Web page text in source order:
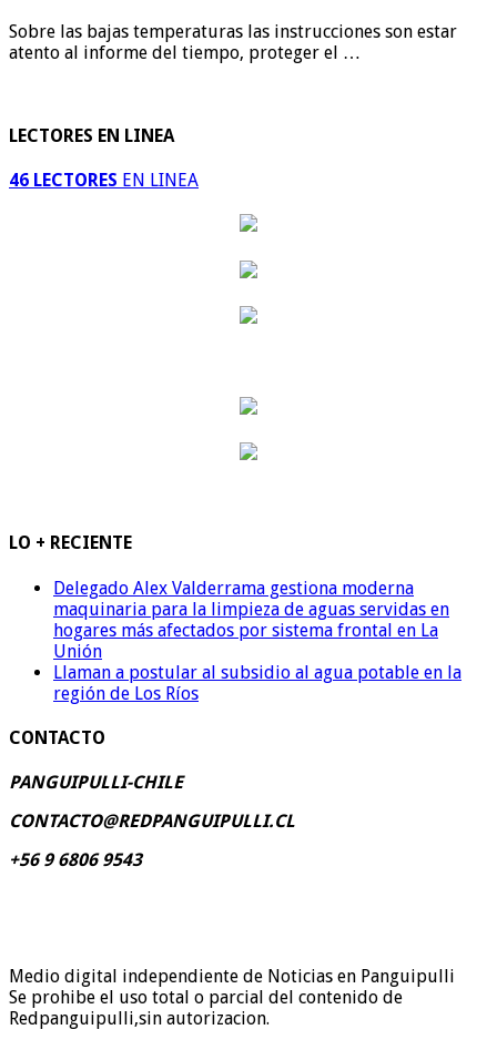
Sobre las bajas temperaturas las instrucciones son estar
atento al informe del tiempo, proteger el …
LECTORES EN LINEA
46 LECTORES EN LINEA
LO + RECIENTE
Delegado Alex Valderrama gestiona moderna
maquinaria para la limpieza de aguas servidas en
hogares más afectados por sistema frontal en La
Unión
Llaman a postular al subsidio al agua potable en la
región de Los Ríos
CONTACTO
PANGUIPULLI-CHILE
CONTACTO@REDPANGUIPULLI.CL
+56 9 6806 9543
Medio digital independiente de Noticias en Panguipulli
Se prohibe el uso total o parcial del contenido de
Redpanguipulli,sin autorizacion.